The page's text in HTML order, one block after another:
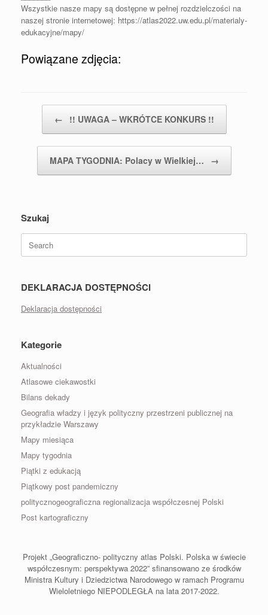
Wszystkie nasze mapy są dostępne w pełnej rozdzielczości na
naszej stronie internetowej: https://atlas2022.uw.edu.pl/materialy-
edukacyjne/mapy/
Powiązane zdjęcia:
← !! UWAGA – WKRÓTCE KONKURS !!
MAPA TYGODNIA: Polacy w Wielkiej… →
Szukaj
for:
DEKLARACJA DOSTĘPNOŚCI
Deklaracja dostępności
Kategorie
Aktualności
Atlasowe ciekawostki
Bilans dekady
Geografia władzy i język polityczny przestrzeni publicznej na
przykładzie Warszawy
Mapy miesiąca
Mapy tygodnia
Piątki z edukacją
Piątkowy post pandemiczny
politycznogeograficzna regionalizacja współczesnej Polski
Post kartograficzny
Projekt „Geograficzno- polityczny atlas Polski. Polska w świecie
współczesnym: perspektywa 2022” sfinansowano ze środków
Ministra Kultury i Dziedzictwa Narodowego w ramach Programu
Wieloletniego NIEPODLEGŁA na lata 2017-2022.